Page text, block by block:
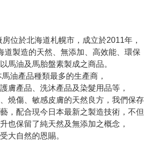
位於北海道札幌市，成立於2011年，
道製造的天然、無添加、高效能、環保
馬油及馬胎盤素製成之商品。
膚產品、洗沐產品及染髮用品等，
燒傷、敏感皮膚的天然良方，我們保存
，配合現今日本最新之製造技術，不但
也保留了純天然及無添加之概念，
大自然的恩賜。